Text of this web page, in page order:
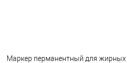
Маркер перманентный для жирных